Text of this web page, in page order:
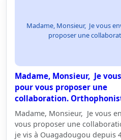
Madame, Monsieur, Je vous
proposer une
Madame, Monsieur, Je
pour vous proposer une
collaboration.
Madame, Monsieur, Je vous
vous proposer une
je vis à Ouagadougou depuis